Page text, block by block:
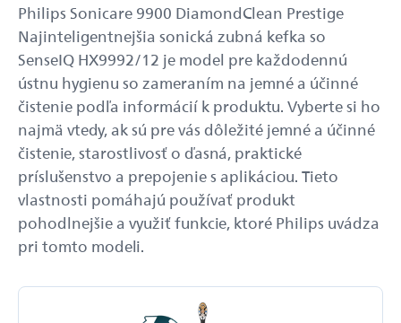
Philips Sonicare 9900 DiamondClean Prestige
Najinteligentnejšia sonická zubná kefka so
SenseIQ HX9992/12 je model pre každodennú
ústnu hygienu so zameraním na jemné a účinné
čistenie podľa informácií k produktu. Vyberte si ho
najmä vtedy, ak sú pre vás dôležité jemné a účinné
čistenie, starostlivosť o ďasná, praktické
príslušenstvo a prepojenie s aplikáciou. Tieto
vlastnosti pomáhajú používať produkt
pohodlnejšie a využiť funkcie, ktoré Philips uvádza
pri tomto modeli.